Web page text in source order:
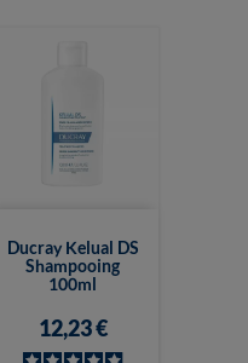
Ducray Kelual DS
Shampooing
100ml
12,23 €